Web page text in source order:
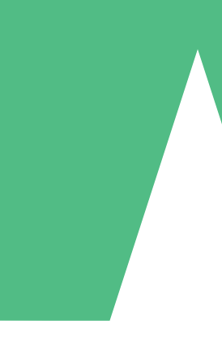
Packs de Crédits
à l'utilisation avec des crédits de
5 Téléchargements
US$